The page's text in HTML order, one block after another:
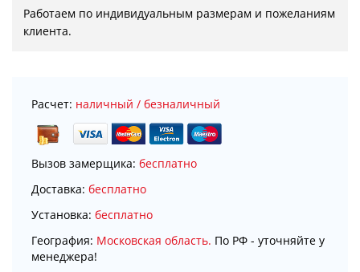
Работаем по индивидуальным размерам и пожеланиям
клиента.
Расчет: наличный / безналичный
Вызов замерщика: бесплатно
Доставка: бесплатно
Установка: бесплатно
География: Московская область. По РФ - уточняйте у
менеджера!